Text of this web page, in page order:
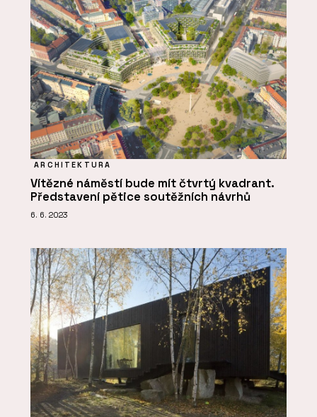
ARCHITEKTURA
Vítězné náměstí bude mít čtvrtý kvadrant.
Představení pětice soutěžních návrhů
6. 6. 2023